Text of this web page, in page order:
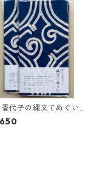
香代子の縄文てぬぐい
（藍色）１色染め